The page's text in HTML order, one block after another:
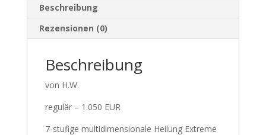
Beschreibung
Rezensionen (0)
Beschreibung
von H.W.
regulär – 1.050 EUR
7-stufige multidimensionale Heilung Extreme